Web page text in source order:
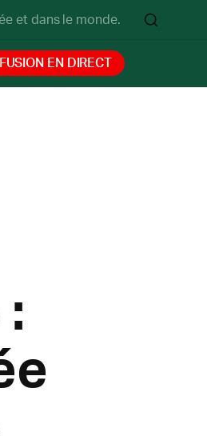
et dans le monde.
EN DIRECT